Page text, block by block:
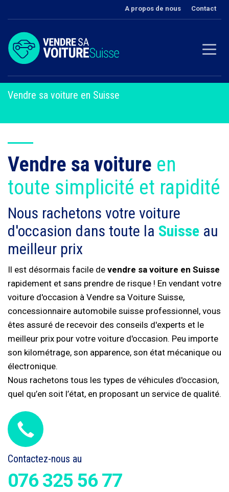
A propos de nous Contact
Vendre sa voiture en Suisse
Vendre sa voiture en
toute simplicité et rapidité
Nous rachetons votre voiture
d'occasion dans toute la Suisse au
meilleur prix
Il est désormais facile de vendre sa voiture en Suisse
rapidement et sans prendre de risque ! En vendant votre
voiture d'occasion à Vendre sa Voiture Suisse,
concessionnaire automobile suisse professionnel, vous
êtes assuré de recevoir des conseils d'experts et le
meilleur prix pour votre voiture d'occasion. Peu importe
son kilométrage, son apparence, son état mécanique ou
électronique.
Nous rachetons tous les types de véhicules d'occasion,
quel qu’en soit l’état, en proposant un service de qualité.
Contactez-nous au
076 325 56 77